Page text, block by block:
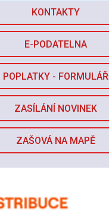
KONTAKTY
E-PODATELNA
POPLATKY - FORMULÁŘ
ZASÍLÁNÍ NOVINEK
ZAŠOVÁ NA MAPĚ